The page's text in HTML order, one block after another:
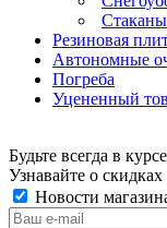
Стаканы
Резиновая
Автономные
Погреба
Уцененный
Будьте всегда в
Узнавайте о
Новости